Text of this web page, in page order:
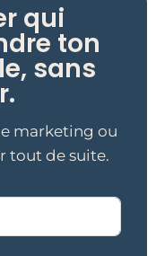
qui
ton
sans
marketing ou
tout de suite.